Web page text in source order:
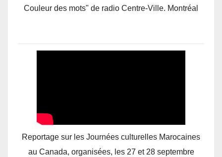
Couleur des mots" de radio Centre-Ville. Montréal
Reportage sur les Journées culturelles Marocaines
au Canada, organisées, les 27 et 28 septembre